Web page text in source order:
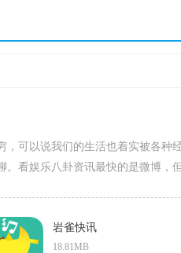
，可以说我们的生活也着实被各种
。看娱乐八卦资讯最快的是微博，
岩雀快讯
18.81MB